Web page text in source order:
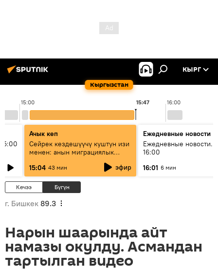
Кыргызстан
КЫРГ
15:00 16:00
15:47
Ачык кеп
Сейрек кездешүүчү куштун изи
менен: анын миграциялык
жолу эмнеден кабар берет?
15:04 43 мин эфир
Ежедневные новости
Ежедневные новости.
16:00
16:01 6 мин
Кечээ Бүгүн
г. Бишкек 89.3
Нарын шаарында айт
намазы окулду. Асмандан
тартылган видео